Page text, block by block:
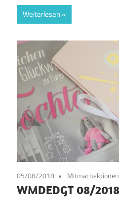
Weiterlesen
05/08/2018
WMDEDGT 08/2018